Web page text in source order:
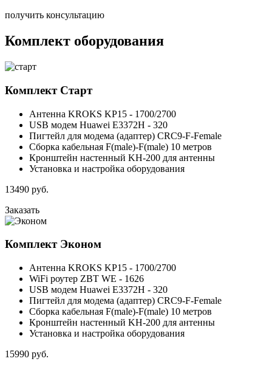
получить консультацию
Комплект оборудования
Комплект Старт
Антенна KROKS KP15 - 1700/2700
USB модем Huawei E3372H - 320
Пигтейл для модема (адаптер) CRC9-F-Female
Сборка кабельная F(male)-F(male) 10 метров
Кронштейн настенный KH-200 для антенны
Установка и настройка оборудования
13490 руб.
Заказать
Комплект Эконом
Антенна KROKS KP15 - 1700/2700
WiFi роутер ZBT WE - 1626
USB модем Huawei E3372H - 320
Пигтейл для модема (адаптер) CRC9-F-Female
Сборка кабельная F(male)-F(male) 10 метров
Кронштейн настенный KH-200 для антенны
Установка и настройка оборудования
15990 руб.